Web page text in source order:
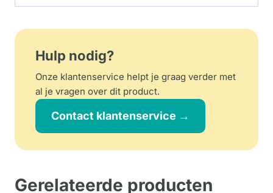
Hulp nodig?
Onze klantenservice helpt je graag verder met
al je vragen over dit product.
Contact klantenservice →
Gerelateerde producten